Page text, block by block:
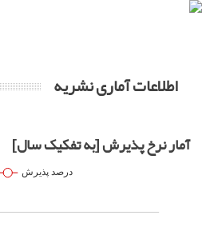
اطلاعات آماری نشریه
آمار نرخ پذیرش [به تفکیک سال]